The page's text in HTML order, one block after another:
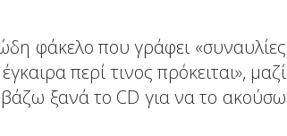
φάκελο που γράφει «συναυλίες
περί τινος πρόκειται», μαζί
ξανά το CD για να το ακούσω